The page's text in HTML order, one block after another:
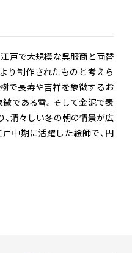
江戸で大規模な呉服商と両替
り制作されたものと考えら
で長寿や吉祥を象徴するお
である雪。そして金泥で表
清々しい冬の朝の情景が広
中期に活躍した絵師で、円